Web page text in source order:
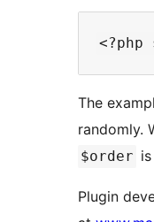
The
randomly.
$order
Plugin